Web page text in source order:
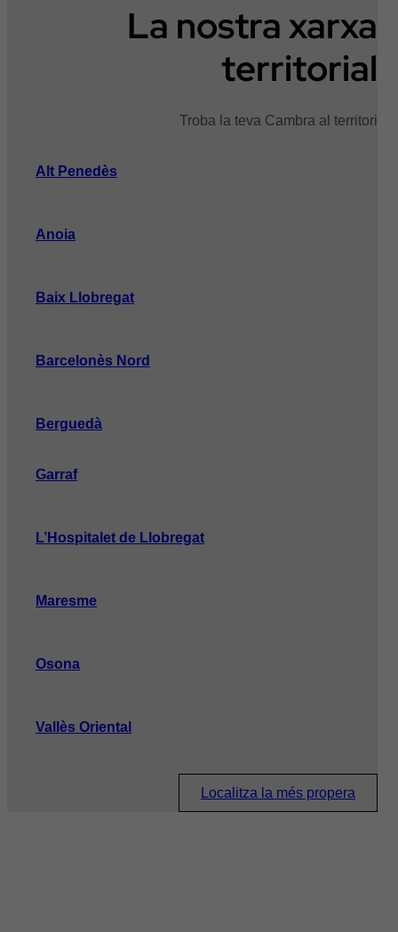
La nostra xarxa
territorial
Troba la teva Cambra al territori
Alt Penedès
Anoia
Baix Llobregat
Barcelonès Nord
Berguedà
Garraf
L’Hospitalet de Llobregat
Maresme
Osona
Vallès Oriental
Localitza la més propera